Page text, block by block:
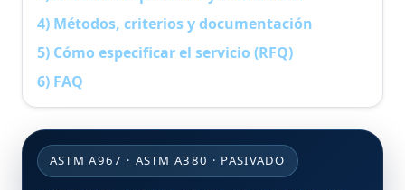
4) Métodos, criterios y documentación
5) Cómo especificar el servicio (RFQ)
6) FAQ
ASTM A967 · ASTM A380 · PASIVADO